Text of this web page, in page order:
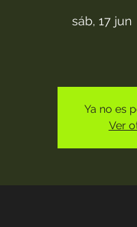
sáb, 17 jun
Ya no es
Ver